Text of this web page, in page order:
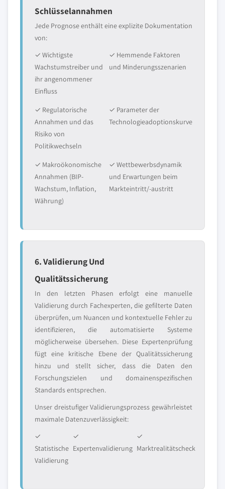
Schlüsselannahmen
Jede Prognose enthält eine explizite Dokumentation
von:
✓ Wichtigste
Wachstumstreiber und
ihr angenommener
Einfluss
✓ Hemmende Faktoren
und Minderungsszenarien
✓ Regulatorische
Annahmen und das
Risiko von
Politikwechseln
✓ Parameter der
Technologieadoptionskurve
✓ Makroökonomische
Annahmen (BIP-
Wachstum, Inflation,
Währung)
✓ Wettbewerbsdynamik
und Erwartungen beim
Markteintritt/-austritt
6. Validierung Und
Qualitätssicherung
In den letzten Phasen erfolgt eine manuelle
Validierung durch Fachexperten, die gefilterte Daten
überprüfen, um Nuancen und kontextuelle Fehler zu
identifizieren, die automatisierte Systeme
möglicherweise übersehen. Diese Expertenprüfung
fügt eine kritische Ebene der Qualitätssicherung
hinzu und stellt sicher, dass die Daten den
Forschungszielen und domainenspezifischen
Standards entsprechen.
Unser dreistufiger Validierungsprozess gewährleistet
maximale Datenzuverlässigkeit:
✓
Statistische
Validierung
✓
Expertenvalidierung
✓
Marktrealitätscheck